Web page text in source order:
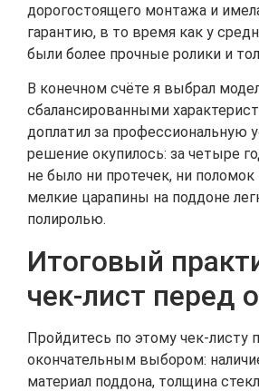
дорогостоящего монтажа и
гарантию, в то время как у
были более прочные ролики и
В конечном счёте я выбрал
сбалансированными
доплатил за профессиональную
решение окупилось: за четыре
не было ни протечек, ни
мелкие царапины на поддоне
полиролью.
Итоговый
чек-лист перед
Пройдитесь по этому чек-листу
окончательным выбором:
материал поддона, толщина